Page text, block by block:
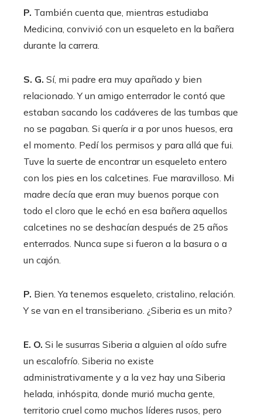
P. También cuenta que, mientras estudiaba
Medicina, convivió con un esqueleto en la bañera
durante la carrera.
S. G. Sí, mi padre era muy apañado y bien
relacionado. Y un amigo enterrador le contó que
estaban sacando los cadáveres de las tumbas que
no se pagaban. Si quería ir a por unos huesos, era
el momento. Pedí los permisos y para allá que fui.
Tuve la suerte de encontrar un esqueleto entero
con los pies en los calcetines. Fue maravilloso. Mi
madre decía que eran muy buenos porque con
todo el cloro que le echó en esa bañera aquellos
calcetines no se deshacían después de 25 años
enterrados. Nunca supe si fueron a la basura o a
un cajón.
P. Bien. Ya tenemos esqueleto, cristalino, relación.
Y se van en el transiberiano. ¿Siberia es un mito?
E. O. Si le susurras Siberia a alguien al oído sufre
un escalofrío. Siberia no existe
administrativamente y a la vez hay una Siberia
helada, inhóspita, donde murió mucha gente,
territorio cruel como muchos líderes rusos, pero